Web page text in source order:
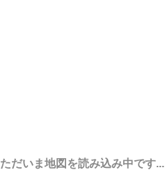
ただいま地図を読み込み中です...